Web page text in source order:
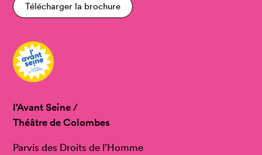
Télécharger la brochure
l’Avant Seine /
Théâtre de Colombes
Parvis des Droits de l’Homme